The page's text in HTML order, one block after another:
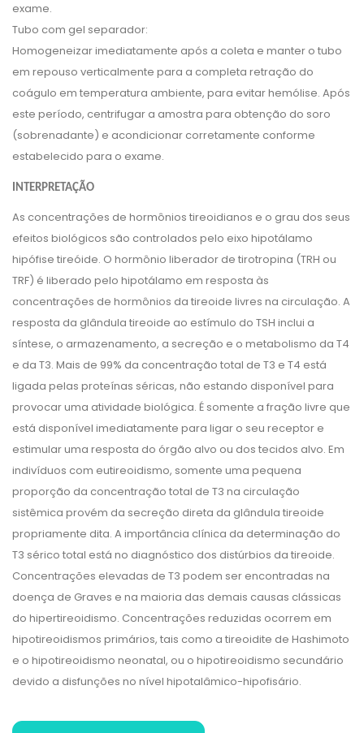
exame.
Tubo com gel separador:
Homogeneizar imediatamente após a coleta e manter o tubo
em repouso verticalmente para a completa retração do
coágulo em temperatura ambiente, para evitar hemólise. Após
este período, centrifugar a amostra para obtenção do soro
(sobrenadante) e acondicionar corretamente conforme
estabelecido para o exame.
INTERPRETAÇÃO
As concentrações de hormônios tireoidianos e o grau dos seus
efeitos biológicos são controlados pelo eixo hipotálamo
hipófise tireóide. O hormônio liberador de tirotropina (TRH ou
TRF) é liberado pelo hipotálamo em resposta às
concentrações de hormônios da tireoide livres na circulação. A
resposta da glândula tireoide ao estímulo do TSH inclui a
síntese, o armazenamento, a secreção e o metabolismo da T4
e da T3. Mais de 99% da concentração total de T3 e T4 está
ligada pelas proteínas séricas, não estando disponível para
provocar uma atividade biológica. É somente a fração livre que
está disponível imediatamente para ligar o seu receptor e
estimular uma resposta do órgão alvo ou dos tecidos alvo. Em
indivíduos com eutireoidismo, somente uma pequena
proporção da concentração total de T3 na circulação
sistêmica provém da secreção direta da glândula tireoide
propriamente dita. A importância clínica da determinação do
T3 sérico total está no diagnóstico dos distúrbios da tireoide.
Concentrações elevadas de T3 podem ser encontradas na
doença de Graves e na maioria das demais causas clássicas
do hipertireoidismo. Concentrações reduzidas ocorrem em
hipotireoidismos primários, tais como a tireoidite de Hashimoto
e o hipotireoidismo neonatal, ou o hipotireoidismo secundário
devido a disfunções no nível hipotalâmico-hipofisário.